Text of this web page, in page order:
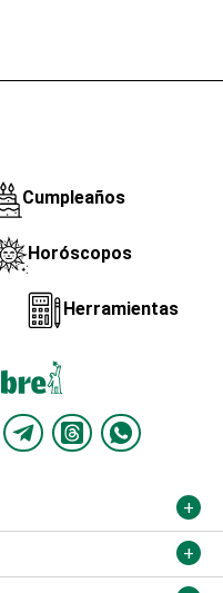
Cumpleaños
Horóscopos
Herramientas